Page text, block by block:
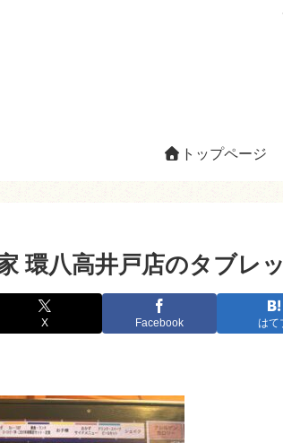
トップページ
環八高井戸店のタブレ
X Facebook はて